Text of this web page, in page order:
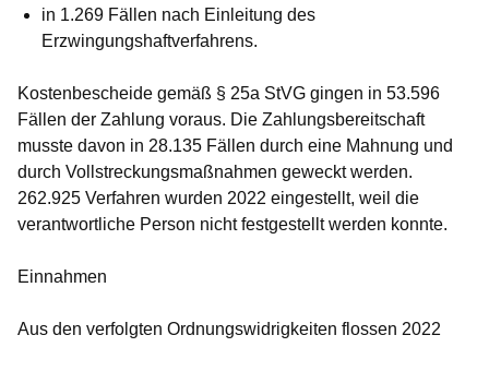
in 1.269 Fällen nach Einleitung des
Erzwingungshaftverfahrens.
Kostenbescheide gemäß § 25a StVG gingen in 53.596
Fällen der Zahlung voraus. Die Zahlungsbereitschaft
musste davon in 28.135 Fällen durch eine Mahnung und
durch Vollstreckungsmaßnahmen geweckt werden.
262.925 Verfahren wurden 2022 eingestellt, weil die
verantwortliche Person nicht festgestellt werden konnte.
Einnahmen
Aus den verfolgten Ordnungswidrigkeiten flossen 2022